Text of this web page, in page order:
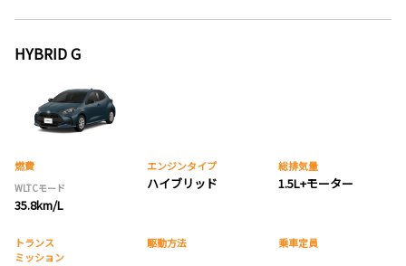
HYBRID G
燃費
WLTCモード
35.8km/L
エンジンタイプ
ハイブリッド
総排気量
1.5L+モーター
トランス
ミッション
駆動方法 乗車定員